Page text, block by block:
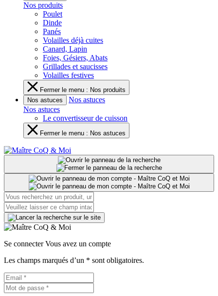
Nos produits
Poulet
Dinde
Panés
Volailles déjà cuites
Canard, Lapin
Foies, Gésiers, Abats
Grillades et saucisses
Volailles festives
Fermer le menu : Nos produits
Nos astuces
Nos astuces
Nos astuces
Le convertisseur de cuisson
Fermer le menu : Nos astuces
Se connecter Vous avez un compte
Les champs marqués d’un * sont obligatoires.